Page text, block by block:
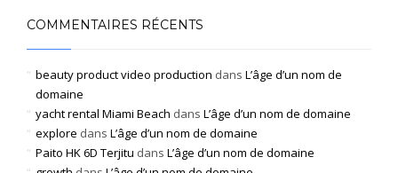
COMMENTAIRES RÉCENTS
beauty product video production dans L’âge d’un nom de
domaine
yacht rental Miami Beach dans L’âge d’un nom de domaine
explore dans L’âge d’un nom de domaine
Paito HK 6D Terjitu dans L’âge d’un nom de domaine